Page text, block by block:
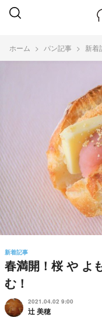
ホーム パン記事 新着
新着記事
春満開！桜 や よ
む！
2021.04.02 9:00
辻 美穂